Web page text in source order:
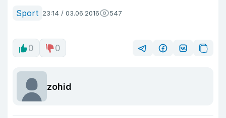
Sport 23:14 / 03.06.2016 547
0 0
zohid